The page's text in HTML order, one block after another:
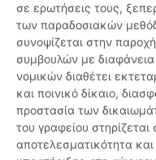
σε ερωτήσεις τους,
των παραδοσιακών
συνοψίζεται στην
συμβουλών με
νομικών διαθέτει
και ποινικό δίκαιο,
προστασία των
του γραφείου
αποτελεσματικότητα